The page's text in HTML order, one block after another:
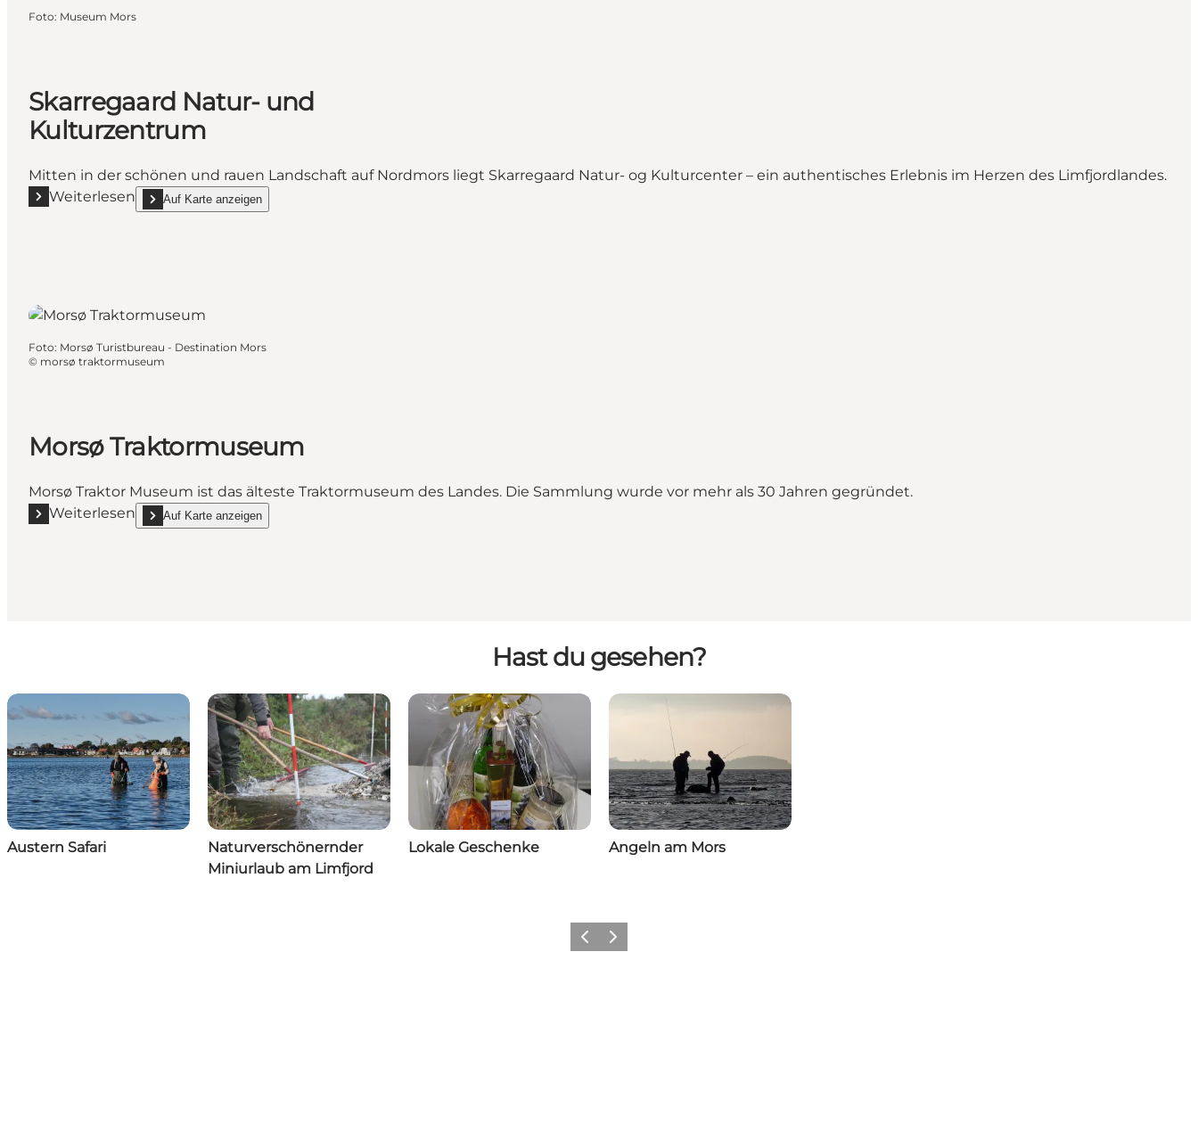
Foto: Museum Mors
Skarregaard Natur- und
Kulturzentrum
Mitten in der schönen und rauen Landschaft auf Nordmors liegt Skarregaard Natur- og Kulturcenter – ein authentisches Erlebnis im Herzen des Limfjordlandes.
Weiterlesen
Mehr erfahren "Skarregaard Natur- und Kulturzentrum"
Auf Karte anzeigen
show Skarregaard Natur- und Kulturzentrum on_map
Foto: Morsø Turistbureau - Destination Mors
© morsø traktormuseum
Morsø Traktormuseum
Morsø Traktor Museum ist das älteste Traktormuseum des Landes. Die Sammlung wurde vor mehr als 30 Jahren gegründet.
Weiterlesen
Mehr erfahren "Morsø Traktormuseum"
Auf Karte anzeigen
show Morsø Traktormuseum on_map
Hast du gesehen?
Austern Safari
Naturverschönernder
Miniurlaub am Limfjord
Lokale Geschenke Angeln am Mors
Vorherige Folie
Nächste Folie